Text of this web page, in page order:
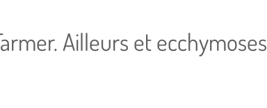
Ailleurs et ecchymoses